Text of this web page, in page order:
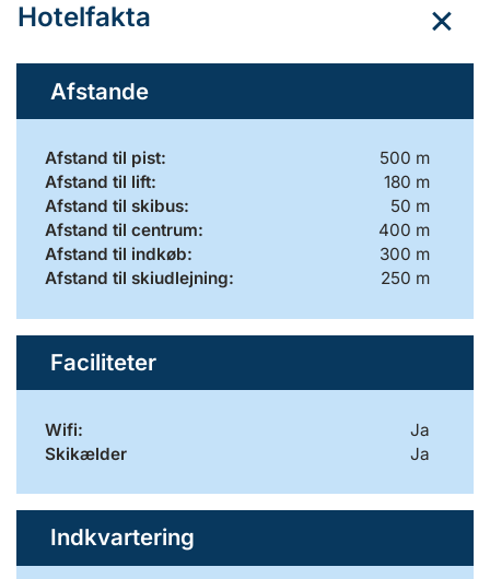
Hotelfakta
Afstande
Afstand til pist:
500 m
Afstand til lift:
180 m
Afstand til skibus:
50 m
Afstand til centrum:
400 m
Afstand til indkøb:
300 m
Afstand til skiudlejning:
250 m
Faciliteter
Wifi:
Ja
Skikælder
Ja
Indkvartering